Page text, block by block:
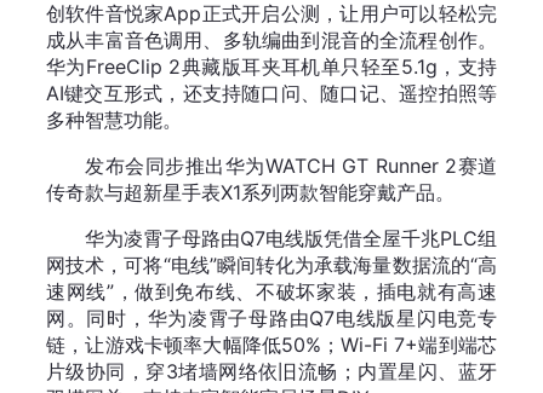
创软件音悦家App正式开启公测，让用户可以轻松完
成从丰富音色调用、多轨编曲到混音的全流程创作。
华为FreeClip 2典藏版耳夹耳机单只轻至5.1g，支持
AI键交互形式，还支持随口问、随口记、遥控拍照等
多种智慧功能。
发布会同步推出华为WATCH GT Runner 2赛道
传奇款与超新星手表X1系列两款智能穿戴产品。
华为凌霄子母路由Q7电线版凭借全屋千兆PLC组
网技术，可将“电线”瞬间转化为承载海量数据流的“高
速网线”，做到免布线、不破坏家装，插电就有高速
网。同时，华为凌霄子母路由Q7电线版星闪电竞专
链，让游戏卡顿率大幅降低50%；‌Wi-Fi 7+‌端到端芯
片级协同，穿3堵墙网络依旧流畅；内置星闪、蓝牙